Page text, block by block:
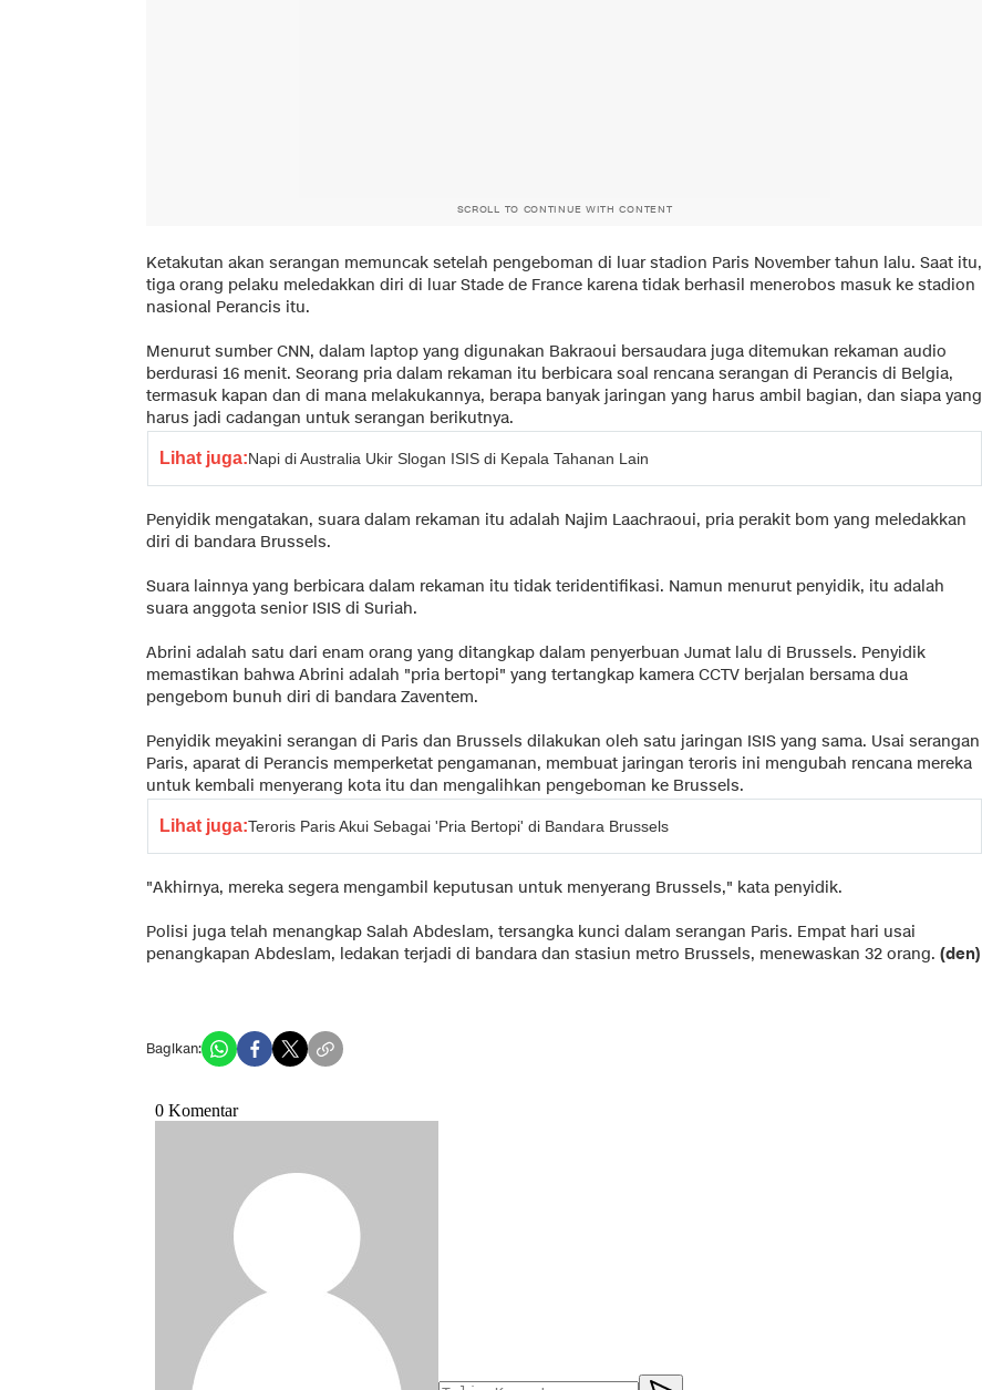
SCROLL TO CONTINUE WITH CONTENT
Ketakutan akan serangan memuncak setelah pengeboman di luar stadion Paris November tahun lalu. Saat itu,
tiga orang pelaku meledakkan diri di luar Stade de France karena tidak berhasil menerobos masuk ke stadion
nasional Perancis itu.
Menurut sumber CNN, dalam laptop yang digunakan Bakraoui bersaudara juga ditemukan rekaman audio
berdurasi 16 menit. Seorang pria dalam rekaman itu berbicara soal rencana serangan di Perancis di Belgia,
termasuk kapan dan di mana melakukannya, berapa banyak jaringan yang harus ambil bagian, dan siapa yang
harus jadi cadangan untuk serangan berikutnya.
Lihat juga:Napi di Australia Ukir Slogan ISIS di Kepala Tahanan Lain
Penyidik mengatakan, suara dalam rekaman itu adalah Najim Laachraoui, pria perakit bom yang meledakkan
diri di bandara Brussels.
Suara lainnya yang berbicara dalam rekaman itu tidak teridentifikasi. Namun menurut penyidik, itu adalah
suara anggota senior ISIS di Suriah.
Abrini adalah satu dari enam orang yang ditangkap dalam penyerbuan Jumat lalu di Brussels. Penyidik
memastikan bahwa Abrini adalah "pria bertopi" yang tertangkap kamera CCTV berjalan bersama dua
pengebom bunuh diri di bandara Zaventem.
Penyidik meyakini serangan di Paris dan Brussels dilakukan oleh satu jaringan ISIS yang sama. Usai serangan
Paris, aparat di Perancis memperketat pengamanan, membuat jaringan teroris ini mengubah rencana mereka
untuk kembali menyerang kota itu dan mengalihkan pengeboman ke Brussels.
Lihat juga:Teroris Paris Akui Sebagai 'Pria Bertopi' di Bandara Brussels
"Akhirnya, mereka segera mengambil keputusan untuk menyerang Brussels," kata penyidik.
Polisi juga telah menangkap Salah Abdeslam, tersangka kunci dalam serangan Paris. Empat hari usai
penangkapan Abdeslam, ledakan terjadi di bandara dan stasiun metro Brussels, menewaskan 32 orang. (den)
Bagikan: